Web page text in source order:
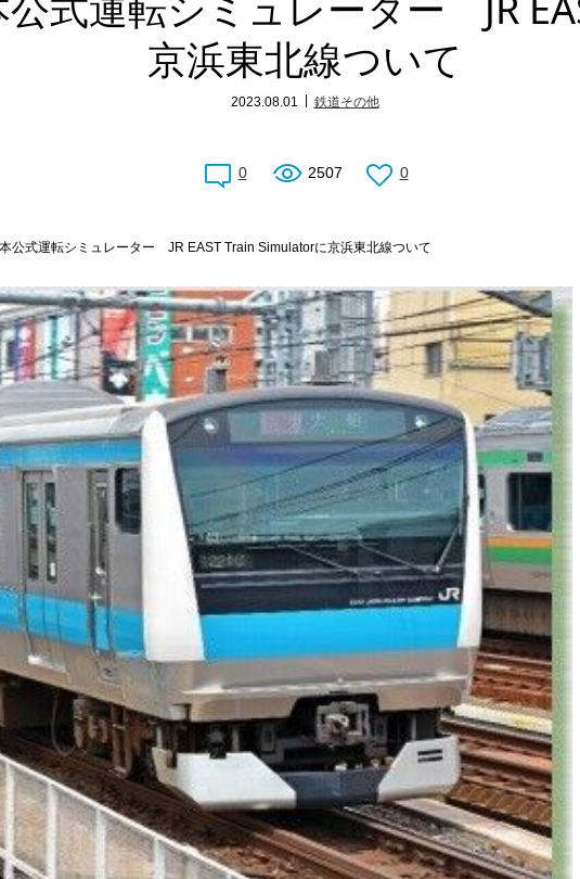
京浜東北線ついて
2023.08.01 鉄道その他
0 2507 0
本公式運転シミュレーター JR EAST Train Simulatorに京浜東北線ついて